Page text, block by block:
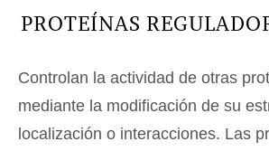
PROTEÍNAS
Controlan la actividad de otras
mediante la modificación de su
localización o interacciones. Las